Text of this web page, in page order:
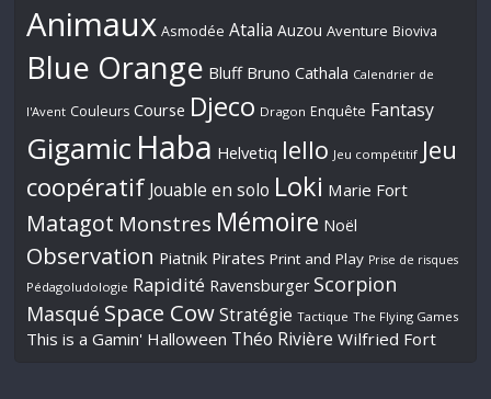
Animaux Asmodée Atalia Auzou Aventure Bioviva
Blue Orange Bluff Bruno Cathala Calendrier de
l'Avent Couleurs Course Djeco Dragon Enquête Fantasy
Gigamic Haba Helvetiq Iello Jeu compétitif Jeu
coopératif Jouable en solo Loki Marie Fort
Matagot Monstres Mémoire Noël
Observation Piatnik Pirates Print and Play Prise de risques
Pédagoludologie Rapidité Ravensburger Scorpion
Masqué Space Cow Stratégie Tactique The Flying Games
This is a Gamin' Halloween Théo Rivière Wilfried Fort